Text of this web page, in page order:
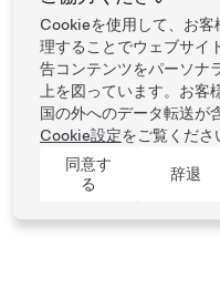
Cookieを使用して、お
理することでウェブサイ
告コンテンツをパーソナ
上を図っています。お
国の外へのデータ転送が
Cookie設定をご覧くださ
同意す
る
辞退